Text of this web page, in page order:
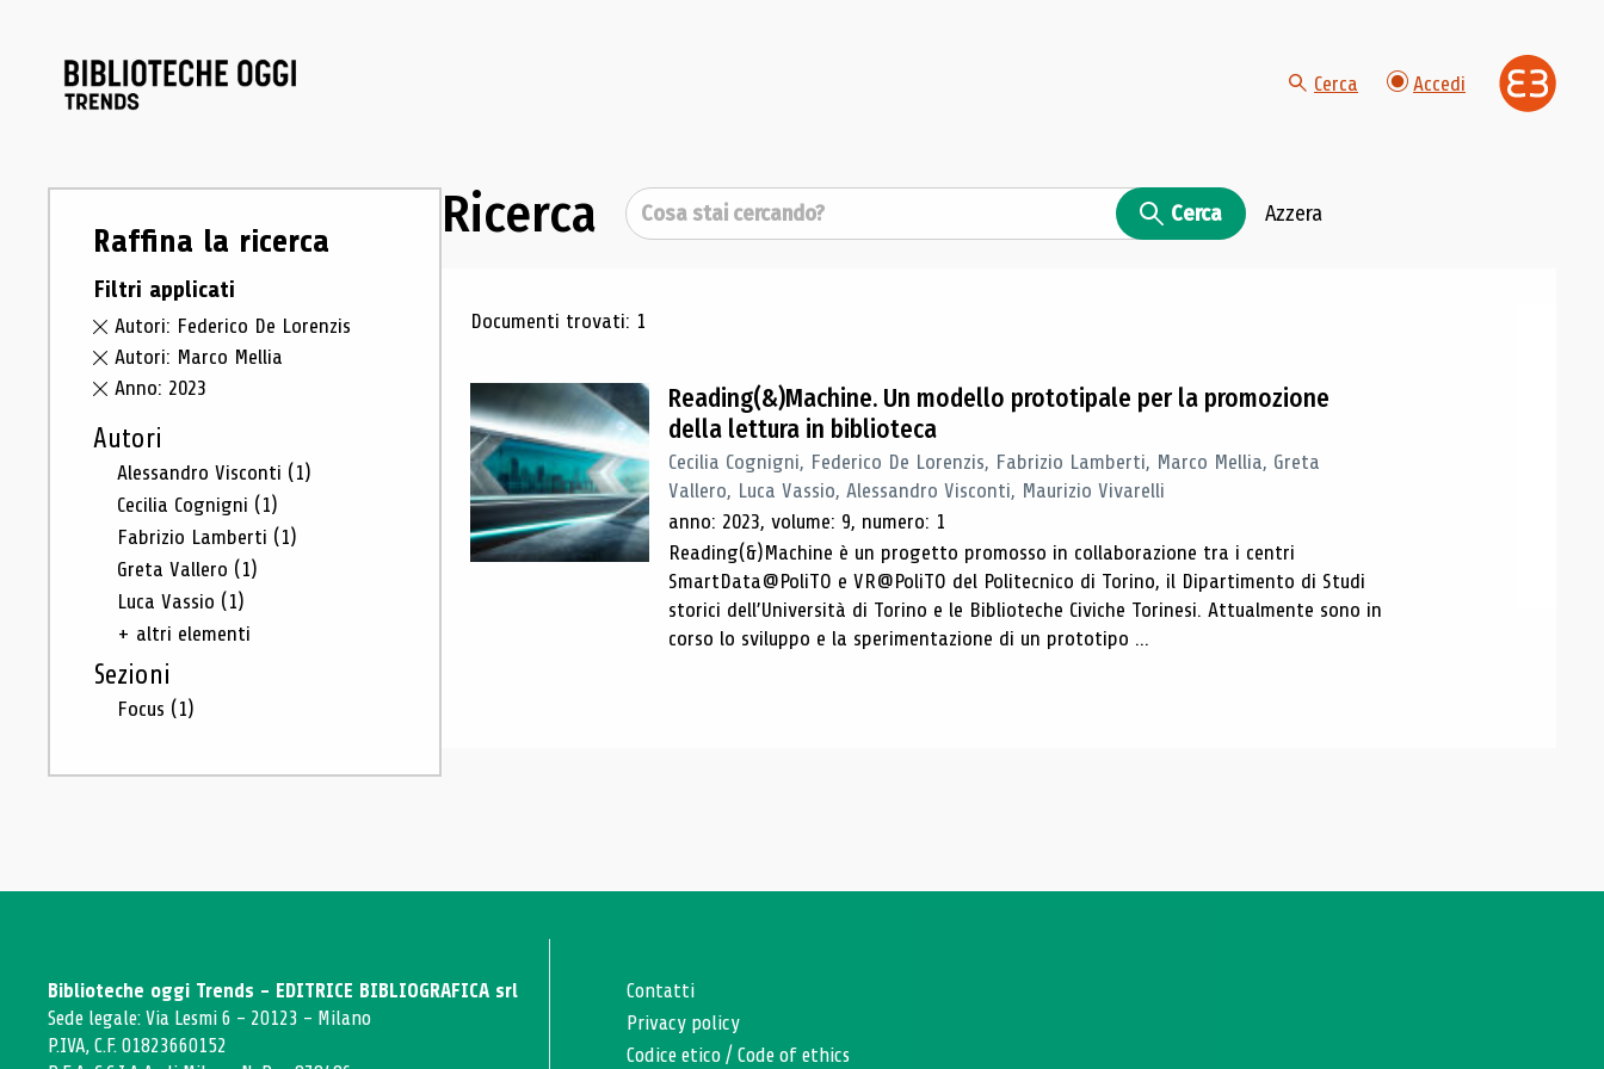
Cerca Accedi
Raffina la ricerca
Filtri applicati
Autori: Federico De Lorenzis
Autori: Marco Mellia
Anno: 2023
Autori
Alessandro Visconti (1)
Cecilia Cognigni (1)
Fabrizio Lamberti (1)
Greta Vallero (1)
Luca Vassio (1)
+ altri elementi
Sezioni
Focus (1)
Ricerca Cerca Cerca Azzera
Risultati di ricerca
Documenti trovati: 1
Reading(&)Machine. Un modello prototipale per la promozione
della lettura in biblioteca
Cecilia Cognigni, Federico De Lorenzis, Fabrizio Lamberti, Marco Mellia, Greta
Vallero, Luca Vassio, Alessandro Visconti, Maurizio Vivarelli
anno: 2023, volume: 9, numero: 1
Reading(&)Machine è un progetto promosso in collaborazione tra i centri
SmartData@PoliTO e VR@PoliTO del Politecnico di Torino, il Dipartimento di Studi
storici dell’Università di Torino e le Biblioteche Civiche Torinesi. Attualmente sono in
corso lo sviluppo e la sperimentazione di un prototipo ...
Biblioteche oggi Trends - EDITRICE BIBLIOGRAFICA srl
Sede legale: Via Lesmi 6 - 20123 - Milano
P.IVA, C.F. 01823660152
Contatti
Privacy policy
Codice etico /Code of ethics